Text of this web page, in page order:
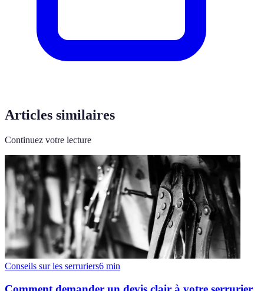
Articles similaires
Continuez votre lecture
Conseils sur les serruriers6 min